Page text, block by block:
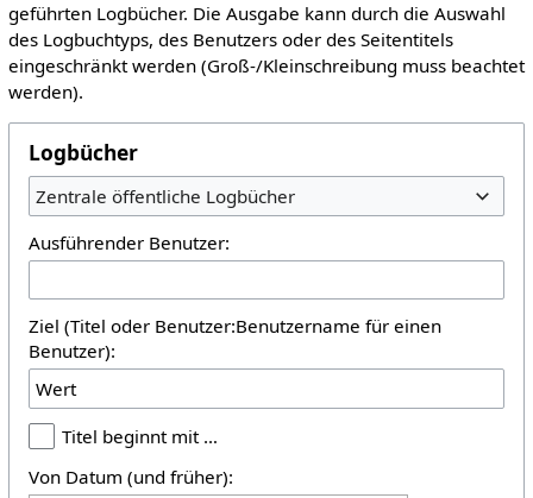
geführten Logbücher. Die Ausgabe kann durch die Auswahl
des Logbuchtyps, des Benutzers oder des Seitentitels
eingeschränkt werden (Groß-/Kleinschreibung muss beachtet
werden).
Logbücher
Zentrale öffentliche Logbücher
Ausführender Benutzer:
Ziel (Titel oder Benutzer:Benutzername für einen
Benutzer):
Titel beginnt mit …
Von Datum (und früher):